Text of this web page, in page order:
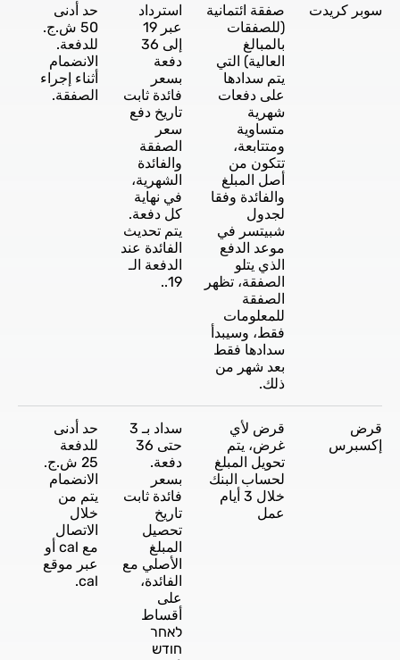
سوبر كريدت
صفقة ائتمانية
(للصفقات
بالمبالغ
العالية) التي
يتم سدادها
على دفعات
شهرية
متساوية
ومتتابعة،
تتكون من
أصل المبلغ
والفائدة وفقا
لجدول
شبيتسر في
موعد الدفع
الذي يتلو
الصفقة، تظهر
الصفقة
للمعلومات
فقط، وسيبدأ
سدادها فقط
بعد شهر من
ذلك.
استرداد
عبر 19
إلى 36
دفعة
بسعر
فائدة ثابت
تاريخ دفع
سعر
الصفقة
والفائدة
الشهرية،
في نهاية
كل دفعة.
يتم تحديث
الفائدة عند
الدفعة الـ
19..
حد أدنى
50 ش.ج.
للدفعة.
الانضمام
أثناء إجراء
الصفقة.
قرض
إكسبرس
قرض لأي
غرض، يتم
تحويل المبلغ
لحساب البنك
خلال 3 أيام
عمل
سداد بـ 3
حتى 36
دفعة.
بسعر
فائدة ثابت
تاريخ
تحصيل
المبلغ
الأصلي مع
الفائدة،
على
أقساط
לאחר
חודש
حد أدنى
للدفعة
25 ش.ج.
الانضمام
يتم من
خلال
الاتصال
مع cal أو
عبر موقع
cal.